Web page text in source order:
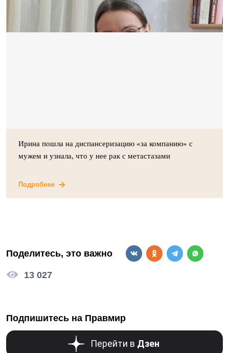
Ирина пошла на диспансеризацию «за компанию» с
мужем и узнала, что у нее рак с метастазами
Подробнее
Поделитесь, это важно
13 027
Подпишитесь на Правмир
Перейти в Дзен